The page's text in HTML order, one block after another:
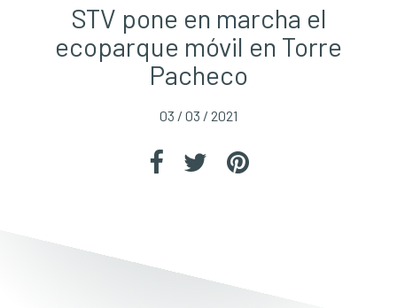
STV pone en marcha el
ecoparque móvil en Torre
Pacheco
03 / 03 / 2021